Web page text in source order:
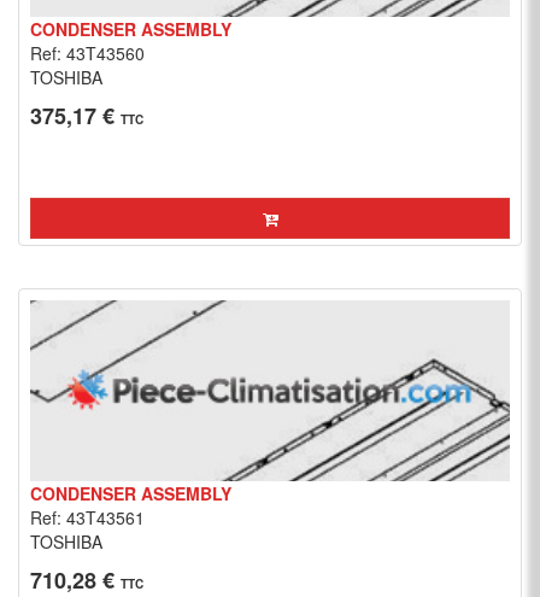
CONDENSER ASSEMBLY
Ref: 43T43560
TOSHIBA
375,17 € TTC
CONDENSER ASSEMBLY
Ref: 43T43561
TOSHIBA
710,28 € TTC